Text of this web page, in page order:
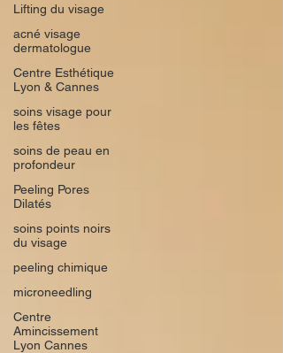
Lifting du visage
acné visage
dermatologue
Centre Esthétique
Lyon & Cannes
soins visage pour
les fêtes
soins de peau en
profondeur
Peeling Pores
Dilatés
soins points noirs
du visage
peeling chimique
microneedling
Centre
Amincissement
Lyon Cannes